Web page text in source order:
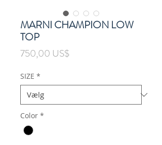
MARNI CHAMPION LOW
TOP
750,00 US$Pris
SIZE *
Color *